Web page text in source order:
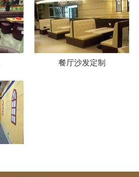
餐厅沙发定制